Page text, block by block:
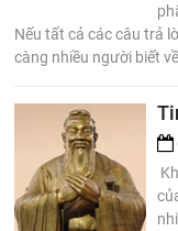
Nếu tất cả các câu trả
càng nhiều người biết